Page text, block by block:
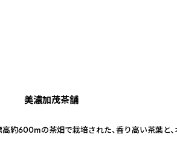
美濃加茂茶舗
約600mの茶畑で栽培された、香り高い茶葉と